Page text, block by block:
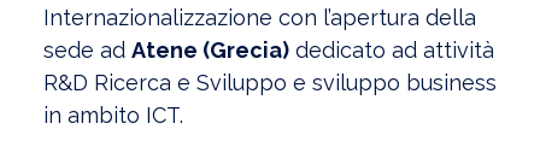
Internazionalizzazione con l’apertura della
sede ad Atene (Grecia) dedicato ad attività
R&D Ricerca e Sviluppo e sviluppo business
in ambito ICT.